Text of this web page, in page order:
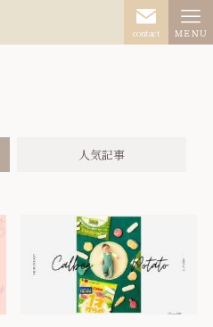
contact ＭＥＮＵ
人気記事